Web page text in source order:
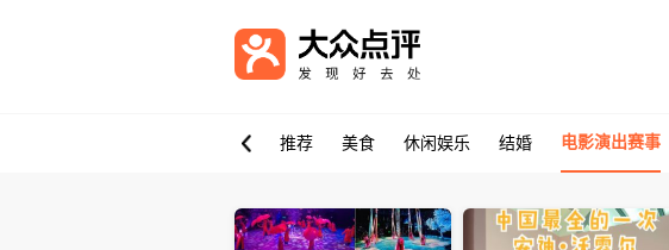
推荐 美食 休闲娱乐 结婚 电影演出赛事